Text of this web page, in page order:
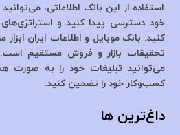
استفاده از این بانک اطلاعاتی،
خود دسترسی پیدا کنید و استراتژی‌های
کنید. بانک موبایل و اطلاعات ایران ابزار
تحقیقات بازار و فروش مستقیم است.
می‌توانید تبلیغات خود را به صورت
کسب‌وکار خود را تضمین کنید.
داغ‌ترین ها